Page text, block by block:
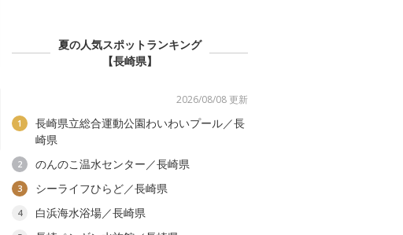
夏の人気スポットランキング
【長崎県】
2026/08/08 更新
1
長崎県立総合運動公園わいわいプール／長
崎県
2 のんのこ温水センター／長崎県
3 シーライフひらど／長崎県
4 白浜海水浴場／長崎県